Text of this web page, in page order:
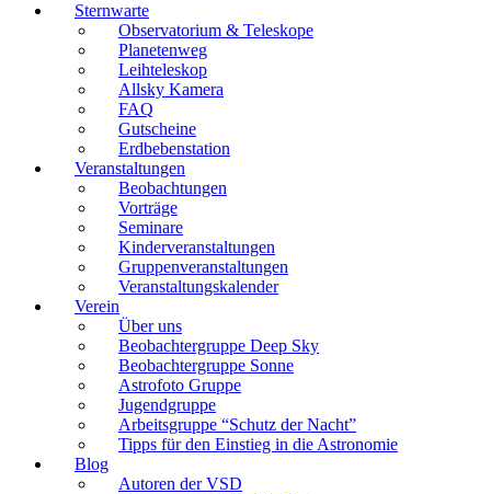
Sternwarte
Observatorium & Teleskope
Planetenweg
Leihteleskop
Allsky Kamera
FAQ
Gutscheine
Erdbebenstation
Veranstaltungen
Beobachtungen
Vorträge
Seminare
Kinderveranstaltungen
Gruppenveranstaltungen
Veranstaltungskalender
Verein
Über uns
Beobachtergruppe Deep Sky
Beobachtergruppe Sonne
Astrofoto Gruppe
Jugendgruppe
Arbeitsgruppe “Schutz der Nacht”
Tipps für den Einstieg in die Astronomie
Blog
Autoren der VSD